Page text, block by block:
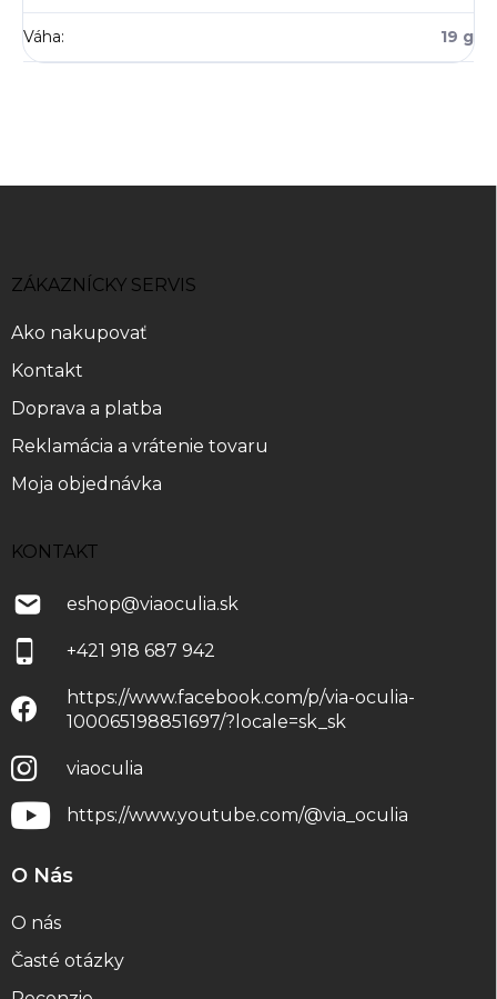
Váha: 19 g
e
ZÁKAZNÍCKY SERVIS
Ako nakupovať
Kontakt
Doprava a platba
Reklamácia a vrátenie tovaru
Moja objednávka
KONTAKT
eshop@viaoculia.sk
+421 918 687 942
https://www.facebook.com/p/via-oculia-
100065198851697/?locale=sk_sk
viaoculia
https://www.youtube.com/@via_oculia
O Nás
O nás
Časté otázky